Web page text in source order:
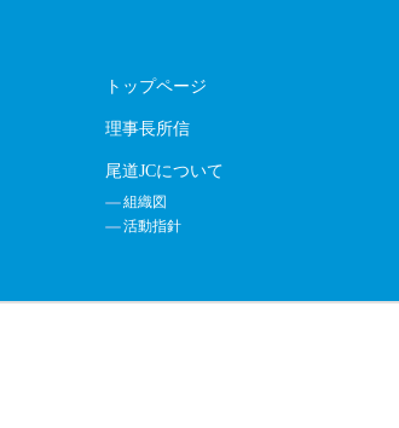
トップページ
理事長所信
尾道JCについて
組織図
活動指針